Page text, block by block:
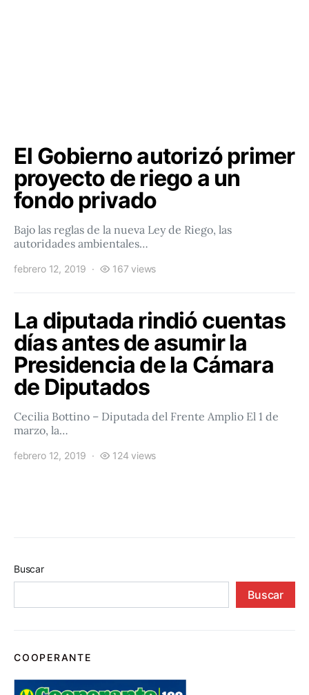
El Gobierno autorizó primer
proyecto de riego a un
fondo privado
Bajo las reglas de la nueva Ley de Riego, las
autoridades ambientales…
febrero 12, 2019 167 views
La diputada rindió cuentas
días antes de asumir la
Presidencia de la Cámara
de Diputados
Cecilia Bottino – Diputada del Frente Amplio El 1 de
marzo, la…
febrero 12, 2019 124 views
Buscar
Buscar
COOPERANTE